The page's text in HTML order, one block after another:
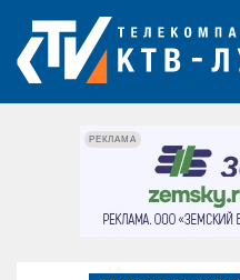
РЕКЛАМА